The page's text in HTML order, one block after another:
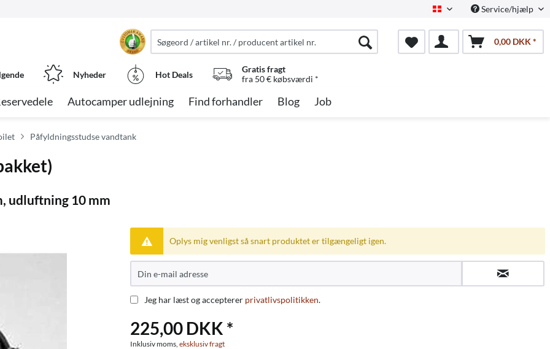
Dansk Service/hjælp
0,00 DKK *
Nyheder Hot Deals
Gratis fragt
fra 50 € købsværdi *
Autocamper udlejning Find forhandler Blog Job
Påfyldningsstudse vandtank
udluftning 10 mm
Oplys mig venligst så snart produktet er tilgængeligt igen.
Jeg har læst og accepterer privatlivspolitikken.
225,00 DKK *
Inklusiv moms, eksklusiv fragt